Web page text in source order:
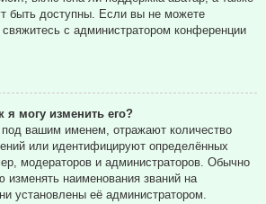
быть доступны. Если вы не можете
свяжитесь с администратором конференции
я могу изменить его?
вашим именем, отражают количество
или идентифицируют определённых
модераторов и администраторов. Обычно
наименования званий на
установлены её администратором.